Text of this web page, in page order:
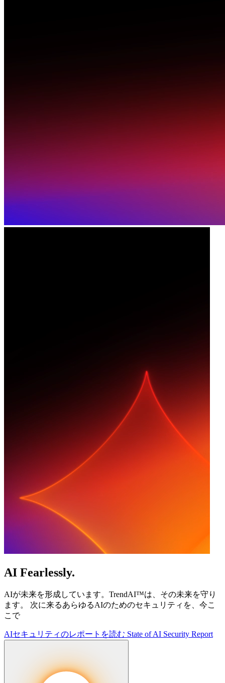
AI Fearlessly.
AIが未来を形成しています。TrendAI™は、その未来を守り
ます。 次に来るあらゆるAIのためのセキュリティを、今こ
こで
AIセキュリティのレポートを読む State of AI Security Report